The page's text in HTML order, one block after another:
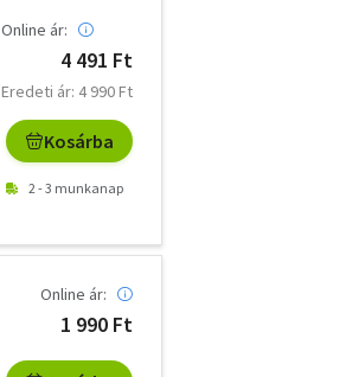
Online ár:
4 491 Ft
Eredeti ár: 4 990 Ft
Kosárba
2 - 3 munkanap
Online ár:
1 990 Ft